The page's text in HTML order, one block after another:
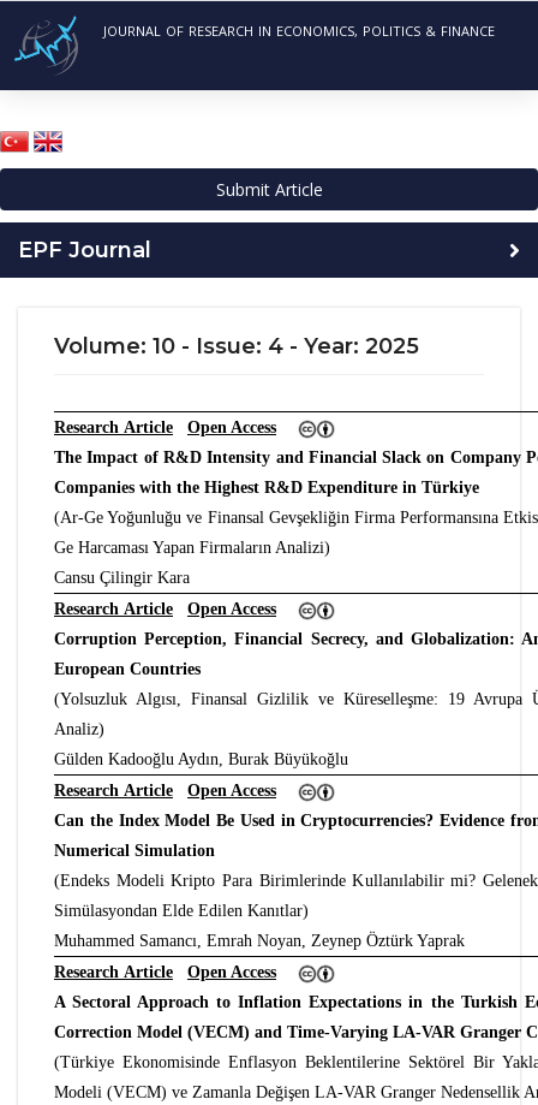
JOURNAL OF RESEARCH IN ECONOMICS, POLITICS & FINANCE
Submit Article
EPF Journal
Volume: 10 - Issue: 4 - Year: 2025
Research Article
Open Access
The Impact of R&D Intensity and Financial Slack on Company
Companies with the Highest R&D Expenditure in Türkiye
(Ar-Ge Yoğunluğu ve Finansal Gevşekliğin Firma Performansına
Ge Harcaması Yapan Firmaların Analizi)
Cansu Çilingir Kara
Research Article
Open Access
Corruption Perception, Financial Secrecy, and Globalization:
European Countries
(Yolsuzluk Algısı, Finansal Gizlilik ve Küreselleşme: 19
Analiz)
Gülden Kadooğlu Aydın, Burak Büyükoğlu
Research Article
Open Access
Can the Index Model Be Used in Cryptocurrencies? Evidence
Numerical Simulation
(Endeks Modeli Kripto Para Birimlerinde Kullanılabilir mi?
Simülasyondan Elde Edilen Kanıtlar)
Muhammed Samancı, Emrah Noyan, Zeynep Öztürk Yaprak
Research Article
Open Access
A Sectoral Approach to Inflation Expectations in the Turkish
Correction Model (VECM) and Time-Varying LA-VAR Granger
(Türkiye Ekonomisinde Enflasyon Beklentilerine Sektörel Bir
Modeli (VECM) ve Zamanla Değişen LA-VAR Granger Nedensellik